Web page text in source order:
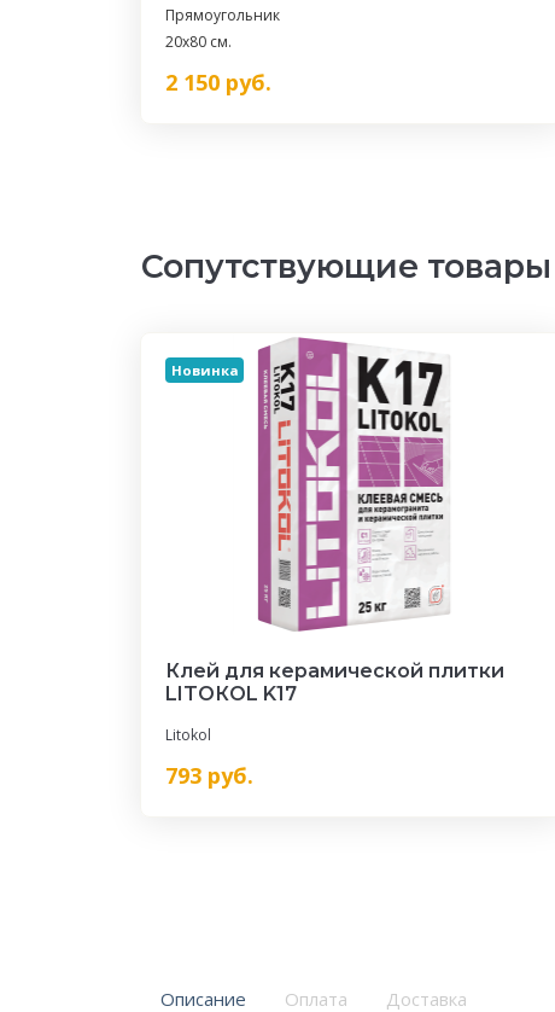
Прямоугольник
20x80 см.
2 150 руб.
Сопутствующие товары
Новинка
Клей для керамической плитки
LITOКOL K17
Litokol
793 руб.
Описание Оплата Доставка